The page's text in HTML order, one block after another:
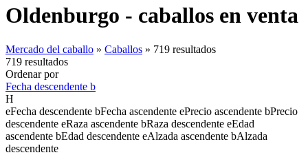
Oldenburgo - caballos en venta
Mercado del caballo » Caballos » 719 resultados
719 resultados
Ordenar por
Fecha descendente b
H
eFecha descendente bFecha ascendente ePrecio ascendente bPrecio
descendente eRaza ascendente bRaza descendente eEdad
ascendente bEdad descendente eAlzada ascendente bAlzada
descendente